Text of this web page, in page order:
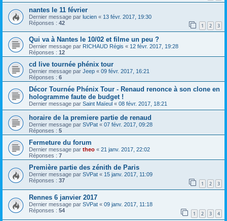
nantes le 11 février
Dernier message par lucien « 13 févr. 2017, 19:30
Réponses : 42 1 2 3
Qui va à Nantes le 10/02 et filme un peu ?
Dernier message par RICHAUD Régis « 12 févr. 2017, 19:28
Réponses : 12
cd live tournée phénix tour
Dernier message par Jeep « 09 févr. 2017, 16:21
Réponses : 6
Décor Tournée Phénix Tour - Renaud renonce à son clone en
hologramme faute de budget !
Dernier message par Saint Maïeul « 08 févr. 2017, 18:21
horaire de la premiere partie de renaud
Dernier message par SVPat « 07 févr. 2017, 09:28
Réponses : 5
Fermeture du forum
Dernier message par theo « 21 janv. 2017, 22:02
Réponses : 7
Première partie des zénith de Paris
Dernier message par SVPat « 15 janv. 2017, 11:09
Réponses : 37 1 2 3
Rennes 6 janvier 2017
Dernier message par SVPat « 09 janv. 2017, 11:18
Réponses : 54 1 2 3 4